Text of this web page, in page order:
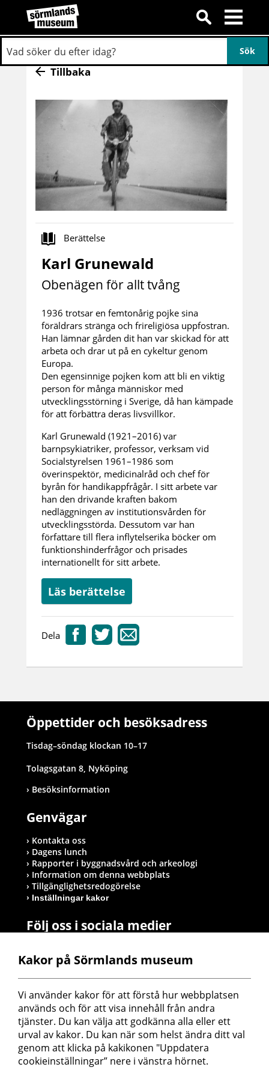
Tillbaka
Berättelse
Karl Grunewald
Obenägen för allt tvång
1936 trotsar en femtonårig pojke sina
föräldrars stränga och frireligiösa uppfostran.
Han lämnar gården dit han var skickad för att
arbeta och drar ut på en cykeltur genom
Europa.
Den egensinnige pojken kom att bli en viktig
person för många människor med
utvecklingsstörning i Sverige, då han kämpade
för att förbättra deras livsvillkor.
Karl Grunewald (1921–2016) var
barnpsykiatriker, professor, verksam vid
Socialstyrelsen 1961–1986 som
överinspektör, medicinalråd och chef för
byrån för handikappfrågår. I sitt arbete var
han den drivande kraften bakom
nedläggningen av institutionsvården för
utvecklingsstörda. Dessutom var han
författare till flera inflytelserika böcker om
funktionshinderfrågor och prisades
internationellt för sitt arbete.
Läs berättelse
Dela
Öppettider och besöksadress
Tisdag–söndag klockan 10–17
Tolagsgatan 8, Nyköping
Besöksinformation
Genvägar
Kontakta oss
Dagens lunch
Rapporter i byggnadsvård och arkeologi
Information om denna webbplats
Tillgänglighetsredogörelse
Inställningar kakor
Följ oss i sociala medier
Postadress
Sörmlands museum
Box 314
611 26 Nyköping
Kakor på Sörmlands museum
Vi använder kakor för att förstå hur webbplatsen
används och för att visa innehåll från andra
tjänster. Du kan välja att godkänna alla eller ett
urval av kakor. Du kan när som helst ändra ditt val
genom att klicka på kakikonen "Uppdatera
cookieinställningar” nere i vänstra hörnet.